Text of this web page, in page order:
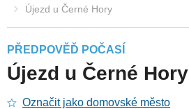
Újezd u Černé Hory
PŘEDPOVĚĎ POČASÍ
Újezd u Černé Hory
Označit jako domovské město